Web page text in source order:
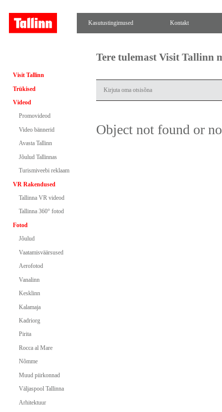
Kasutustingimused Kontakt
Visit Tallinn
Trükised
Videod
Promovideod
Video bännerid
Avasta Tallinn
Jõulud Tallinnas
Turismiveebi reklaam
VR Rakendused
Tallinna VR videod
Tallinna 360° fotod
Fotod
Jõulud
Vaatamisväärsused
Aerofotod
Vanalinn
Kesklinn
Kalamaja
Kadriorg
Pirita
Rocca al Mare
Nõmme
Muud piirkonnad
Väljaspool Tallinna
Arhitektuur
Tere tulemast Visit Tallinn
Object not found or